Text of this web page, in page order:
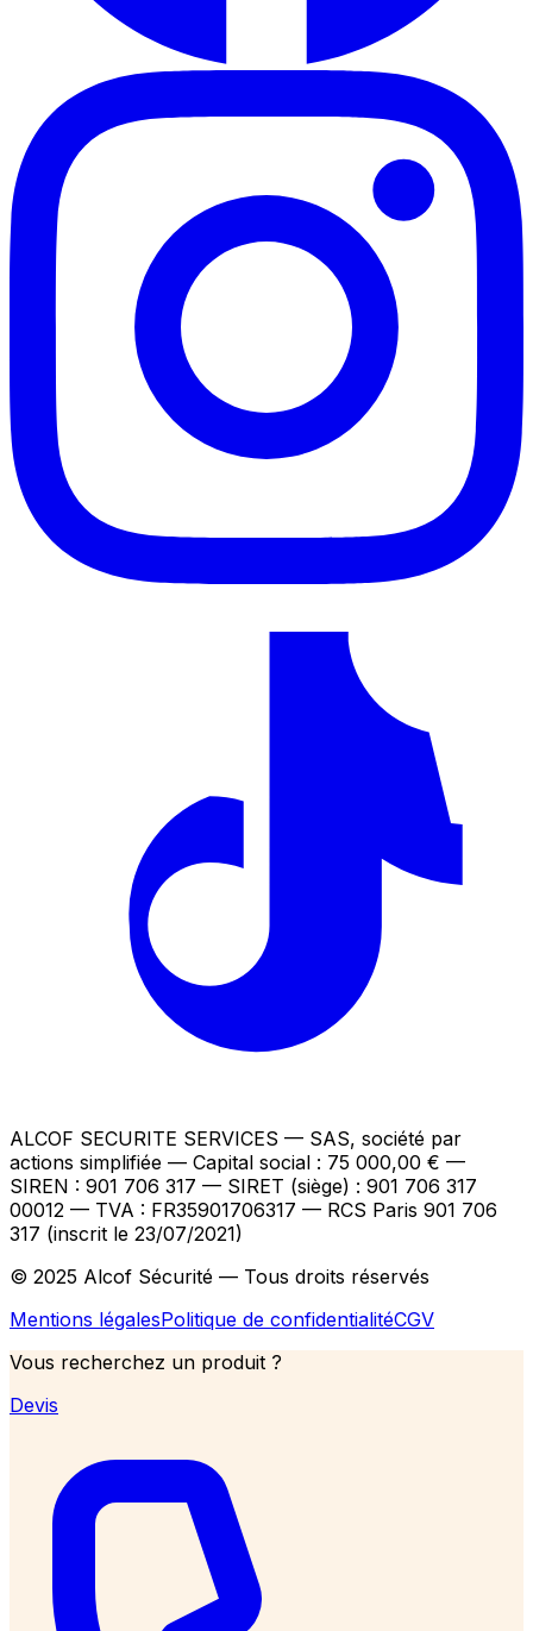
ALCOF SECURITE SERVICES — SAS, société par
actions simplifiée — Capital social : 75 000,00 € —
SIREN : 901 706 317 — SIRET (siège) : 901 706 317
00012 — TVA : FR35901706317 — RCS Paris 901 706
317 (inscrit le 23/07/2021)
© 2025 Alcof Sécurité — Tous droits réservés
Mentions légalesPolitique de confidentialitéCGV
Vous recherchez un produit ?
Devis